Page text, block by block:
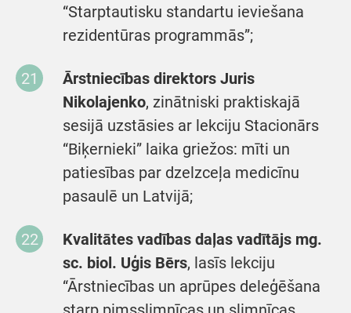
“Starptautisku standartu ieviešana
rezidentūras programmās”;
Ārstniecības direktors Juris
Nikolajenko, zinātniski praktiskajā
sesijā uzstāsies ar lekciju Stacionārs
“Biķernieki” laika griežos: mīti un
patiesības par dzelzceļa medicīnu
pasaulē un Latvijā;
Kvalitātes vadības daļas vadītājs mg.
sc. biol. Uģis Bērs, lasīs lekciju
“Ārstniecības un aprūpes deleģēšana